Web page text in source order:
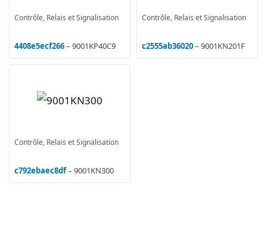
Contrôle, Relais et Signalisation
4408e5ecf266– 9001KP40C9
Contrôle, Relais et Signalisation
c2555ab36020– 9001KN201F
Contrôle, Relais et Signalisation
c792ebaec8df– 9001KN300